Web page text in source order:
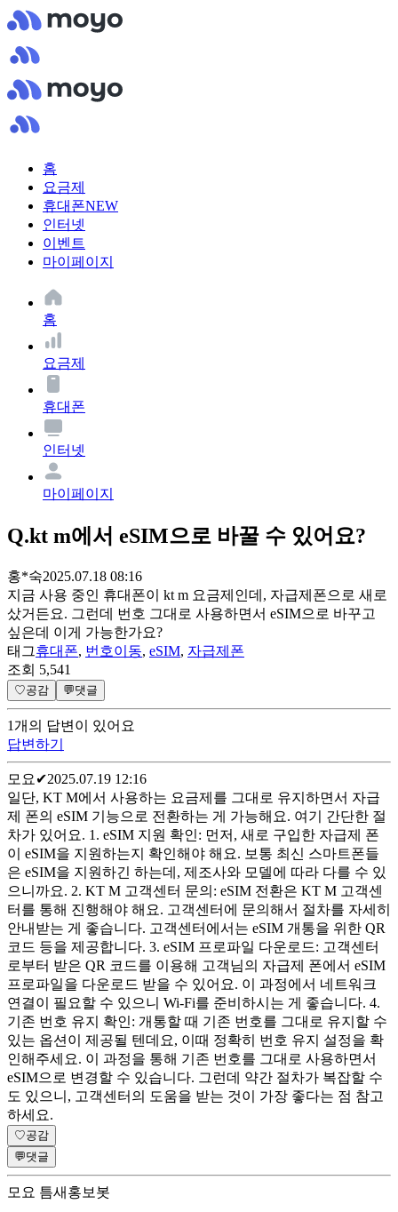
홈
요금제
휴대폰NEW
인터넷
이벤트
마이페이지
홈
요금제
휴대폰
인터넷
마이페이지
Q.kt m에서 eSIM으로 바꿀 수 있어요?
홍*숙2025.07.18 08:16
지금 사용 중인 휴대폰이 kt m 요금제인데, 자급제폰으로 새로
샀거든요. 그런데 번호 그대로 사용하면서 eSIM으로 바꾸고
싶은데 이게 가능한가요?
태그휴대폰, 번호이동, eSIM, 자급제폰
조회 5,541
♡공감 💬댓글
1개 의 답변이 있어요
답변하기
모요 ✔2025.07.19 12:16
일단, KT M에서 사용하는 요금제를 그대로 유지하면서 자급
제 폰의 eSIM 기능으로 전환하는 게 가능해요. 여기 간단한 절
차가 있어요. 1. eSIM 지원 확인: 먼저, 새로 구입한 자급제 폰
이 eSIM을 지원하는지 확인해야 해요. 보통 최신 스마트폰들
은 eSIM을 지원하긴 하는데, 제조사와 모델에 따라 다를 수 있
으니까요. 2. KT M 고객센터 문의: eSIM 전환은 KT M 고객센
터를 통해 진행해야 해요. 고객센터에 문의해서 절차를 자세히
안내받는 게 좋습니다. 고객센터에서는 eSIM 개통을 위한 QR
코드 등을 제공합니다. 3. eSIM 프로파일 다운로드: 고객센터
로부터 받은 QR 코드를 이용해 고객님의 자급제 폰에서 eSIM
프로파일을 다운로드 받을 수 있어요. 이 과정에서 네트워크
연결이 필요할 수 있으니 Wi-Fi를 준비하시는 게 좋습니다. 4.
기존 번호 유지 확인: 개통할 때 기존 번호를 그대로 유지할 수
있는 옵션이 제공될 텐데요, 이때 정확히 번호 유지 설정을 확
인해주세요. 이 과정을 통해 기존 번호를 그대로 사용하면서
eSIM으로 변경할 수 있습니다. 그런데 약간 절차가 복잡할 수
도 있으니, 고객센터의 도움을 받는 것이 가장 좋다는 점 참고
하세요.
♡공감
💬댓글
모요 틈새홍보봇